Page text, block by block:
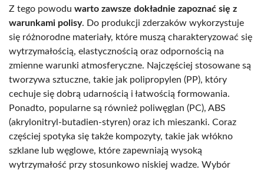
Z tego powodu warto zawsze dokładnie zapoznać się z
warunkami polisy. Do produkcji zderzaków wykorzystuje
się różnorodne materiały, które muszą charakteryzować się
wytrzymałością, elastycznością oraz odpornością na
zmienne warunki atmosferyczne. Najczęściej stosowane są
tworzywa sztuczne, takie jak polipropylen (PP), który
cechuje się dobrą udarnością i łatwością formowania.
Ponadto, popularne są również poliwęglan (PC), ABS
(akrylonitryl-butadien-styren) oraz ich mieszanki. Coraz
częściej spotyka się także kompozyty, takie jak włókno
szklane lub węglowe, które zapewniają wysoką
wytrzymałość przy stosunkowo niskiej wadze. Wybór